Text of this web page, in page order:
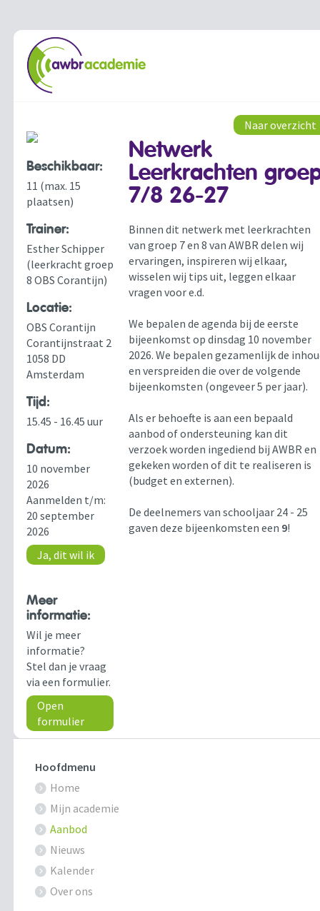
Beschikbaar:
11 (max. 15
plaatsen)
Trainer:
Esther Schipper
(leerkracht groep
8 OBS Corantijn)
Locatie:
OBS Corantijn
Corantijnstraat 2
1058 DD
Amsterdam
Tijd:
15.45 - 16.45 uur
Datum:
10 november
2026
Aanmelden t/m:
20 september
2026
Ja, dit wil ik
Meer
informatie:
Wil je meer
informatie?
Stel dan je vraag
via een formulier.
Open
formulier
Naar overzicht
Netwerk
Leerkrachten
7/8 26-27
Binnen dit netwerk met leerkrachten
van groep 7 en 8 van AWBR delen wij
ervaringen, inspireren wij elkaar,
wisselen wij tips uit, leggen elkaar
vragen voor e.d.
We bepalen de agenda bij de eerste
bijeenkomst op dinsdag 10 november
2026. We bepalen gezamenlijk de
en verspreiden die over de volgende
bijeenkomsten (ongeveer 5 per jaar).
Als er behoefte is aan een bepaald
aanbod of ondersteuning kan dit
verzoek worden ingediend bij AWBR en
gekeken worden of dit te realiseren is
(budget en externen).
De deelnemers van schooljaar 24 - 25
gaven deze bijeenkomsten een 9!
Hoofdmenu
Home
Mijn academie
Aanbod
Nieuws
Kalender
Over ons